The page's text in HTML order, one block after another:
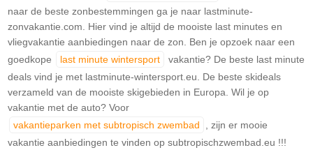
naar de beste zonbestemmingen ga je naar lastminute-
zonvakantie.com. Hier vind je altijd de mooiste last minutes en
vliegvakantie aanbiedingen naar de zon. Ben je opzoek naar een
goedkope
last minute wintersport
vakantie? De beste last minute
deals vind je met lastminute-wintersport.eu. De beste skideals
verzameld van de mooiste skigebieden in Europa. Wil je op
vakantie met de auto? Voor
vakantieparken met subtropisch zwembad
, zijn er mooie
vakantie aanbiedingen te vinden op subtropischzwembad.eu !!!